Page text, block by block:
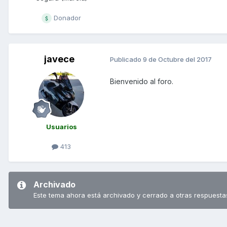
Donador
javece
Usuarios
413
Publicado 9 de Octubre del 2017
Bienvenido al foro.
Archivado
Este tema ahora está archivado y cerrado a otras